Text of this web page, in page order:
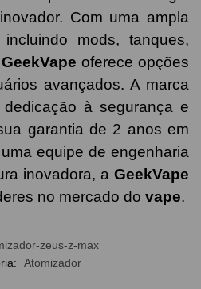
Com uma ampla
mods, tanques,
GeekVape oferece opções
avançados. A marca
à segurança e
garantia de 2 anos em
equipe de engenharia
inovadora, a GeekVape
no mercado do vape.
zeus-z-max
Atomizador